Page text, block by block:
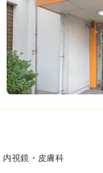
視鏡・皮膚科